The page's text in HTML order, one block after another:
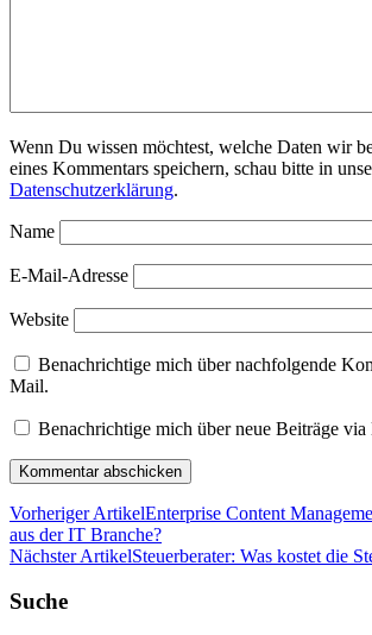
Wenn Du wissen möchtest, welche Daten wir
eines Kommentars speichern, schau bitte in
Datenschutzerklärung.
Name
E-Mail-Adresse
Website
Benachrichtige mich über nachfolgende
Mail.
Benachrichtige mich über neue Beiträge
Vorheriger ArtikelEnterprise Content
aus der IT Branche?
Nächster ArtikelSteuerberater: Was kostet die
Suche